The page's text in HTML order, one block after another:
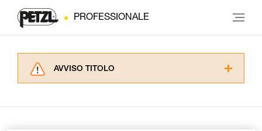
PROFESSIONALE
AVVISO TITOLO